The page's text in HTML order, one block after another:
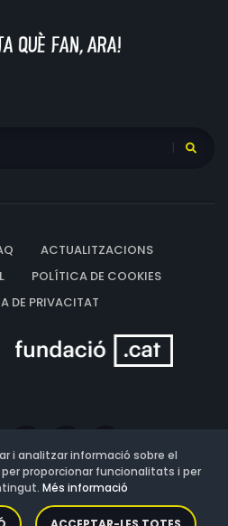
ACTUALITZACIONS
POLÍTICA DE COOKIES
DE PRIVACITAT
i analitzar informació sobre el
proporcionar funcionalitats i per
Més informació